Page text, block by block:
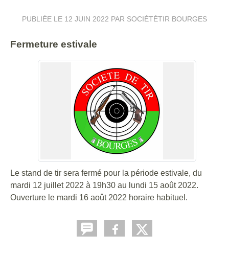
PUBLIÉE LE 12 JUIN 2022 PAR SOCIÉTÉTIR BOURGES
Fermeture estivale
Le stand de tir sera fermé pour la période estivale, du
mardi 12 juillet 2022 à 19h30 au lundi 15 août 2022.
Ouverture le mardi 16 août 2022 horaire habituel.